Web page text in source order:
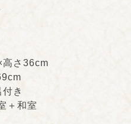
さ36cm
き
＋和室